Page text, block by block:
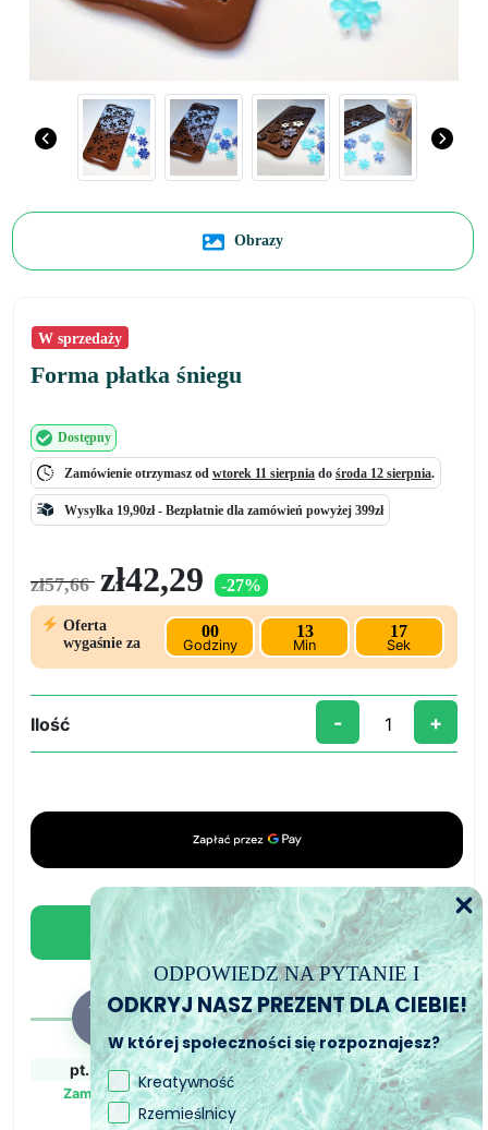
Obrazy
W sprzedaży
Forma płatka śniegu
Dostępny
Zamówienie otrzymasz od wtorek 11 sierpnia do środa 12 sierpnia.
Wysyłka 19,90zł - Bezpłatnie dla zamówień powyżej 399zł
zł57,66
Pierwotna
cena
zł57,66.
zł42,29 cena
wynosi:
zł42,29.
-27%
Oferta
wygaśnie za
00
Godziny
13
Min
17
Sek
Ilość
ilość
śniegu
- +
Dodaj do koszyka
pt., 7. sie
Zamówiony
pon., 10. sie - wt.,
11. sie
Zamówienie wysłane
wt., 11. sie - czw.,
13. sie
Przewidywany czas
ODPOWIEDZ NA PYTANIE I
ODKRYJ NASZ PREZENT DLA CIEBIE!
W której społeczności się rozpoznajesz?
Kreatywność
Rzemieślnicy